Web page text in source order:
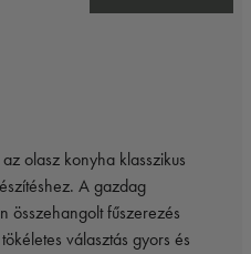
olasz konyha klasszikus
A gazdag
összehangolt fűszerezés
választás gyors és